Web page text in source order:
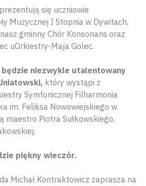
się uczniowie
Muzycznej I Stopnia w Dywitach,
gminny Chór Konsonans oraz
uOrkiestry-Maja Golec.
niezwykle utalentowany
który wystąpi z
Symfonicznej Filharmonia
im. Feliksa Nowowiejskiego w
maestro Piotra Sułkowskiego,
piękny wieczór.
Michał Kontraktowicz zaprasza na